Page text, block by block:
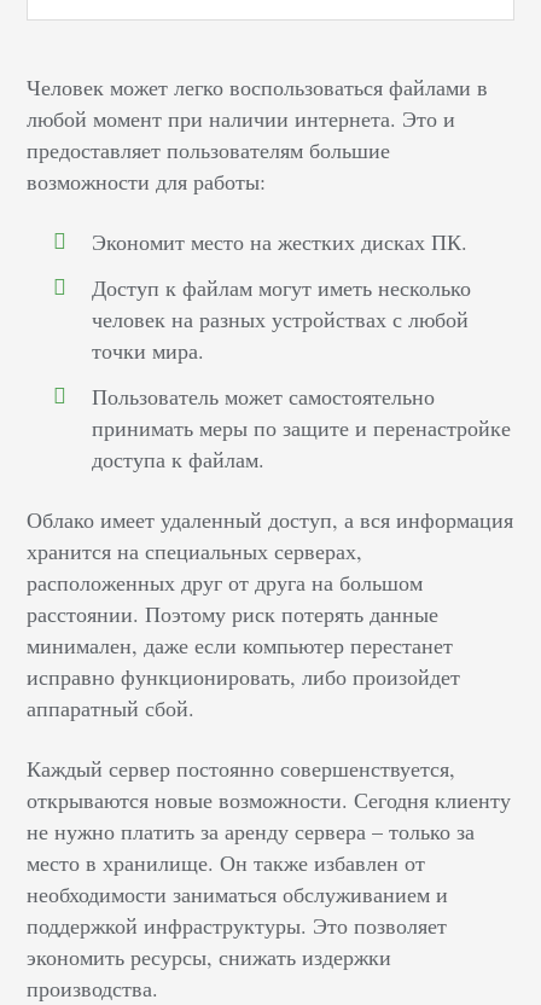
Человек может легко воспользоваться файлами в
любой момент при наличии интернета. Это и
предоставляет пользователям большие
возможности для работы:
Экономит место на жестких дисках ПК.
Доступ к файлам могут иметь несколько
человек на разных устройствах с любой
точки мира.
Пользователь может самостоятельно
принимать меры по защите и перенастройке
доступа к файлам.
Облако имеет удаленный доступ, а вся информация
хранится на специальных серверах,
расположенных друг от друга на большом
расстоянии. Поэтому риск потерять данные
минимален, даже если компьютер перестанет
исправно функционировать, либо произойдет
аппаратный сбой.
Каждый сервер постоянно совершенствуется,
открываются новые возможности. Сегодня клиенту
не нужно платить за аренду сервера – только за
место в хранилище. Он также избавлен от
необходимости заниматься обслуживанием и
поддержкой инфраструктуры. Это позволяет
экономить ресурсы, снижать издержки
производства.